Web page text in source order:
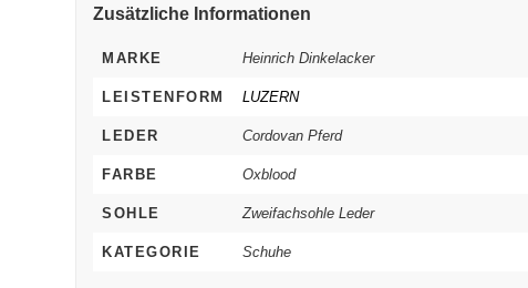
Zusätzliche Informationen
MARKE Heinrich Dinkelacker
LEISTENFORM LUZERN
LEDER Cordovan Pferd
FARBE Oxblood
SOHLE Zweifachsohle Leder
KATEGORIE Schuhe